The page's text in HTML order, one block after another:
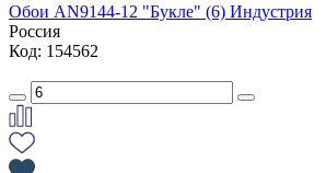
Обои AN9144-12 "Букле" (6) Индустрия
Россия
Код: 154562